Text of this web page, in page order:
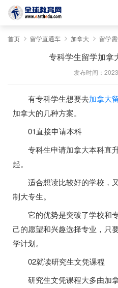
首页 留学直通车 加拿大 留学
专科学生留学加拿
发布时间：
有专科学生想要去加拿大
加拿大的几种方案。
01直接申请本科
专科生申请加拿大本科直
起。
适合想读比较好的学校，
制大专生。
它的优势是突破了学校和
己的愿望和兴趣选择专业，只
学计划。
02就读研究生文凭课程
研究生文凭课程大多由加